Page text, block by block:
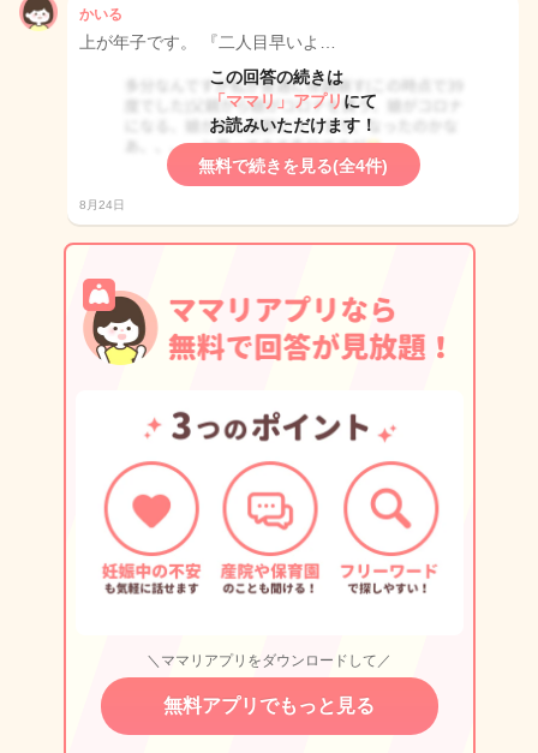
かいる
上が年子です。 『二人目早いよ…
この回答の続きは
「ママリ」アプリ にて
お読みいただけます！
無料で続きを見る(全4件)
8月24日
＼ママリアプリをダウンロードして／
無料アプリでもっと見る